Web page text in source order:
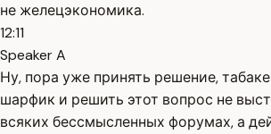
не желецэкономика.
12:11
Speaker A
Ну, пора уже принять решение,
шарфик и решить этот вопрос не
всяких бессмысленных форумах, а